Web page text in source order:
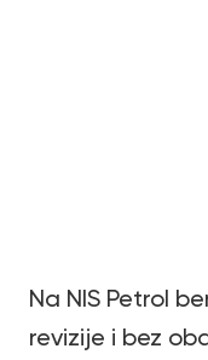
Na NIS Petrol
revizije i bez